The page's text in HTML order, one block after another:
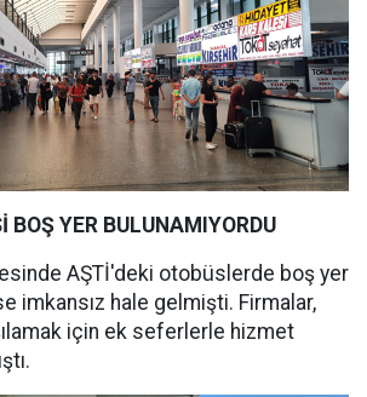
BOŞ YER BULUNAMIYORDU
AŞTİ'deki otobüslerde boş yer
imkansız hale gelmişti. Firmalar,
için ek seferlerle hizmet